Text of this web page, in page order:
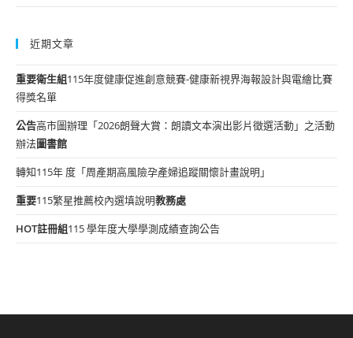
近期文章
重要衛生組115年度健康促進創意競賽-健康新視界海報設計與電繪比賽
得獎名單
公告高市圖辦理「2026朗聲大賞：朗讀文本演出影片徵選活動」之活動
辦法圖書館
轉知115年 度「周產期高風險孕產婦追蹤關懷計畫說明」
重要115繁星推薦校內選填說明教務處
HOT註冊組115 學年度大學學測成績查詢公告